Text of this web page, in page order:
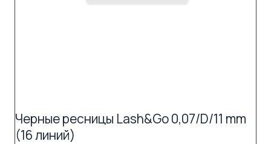
Черные ресницы Lash&Go 0,07/D/11 mm
(16 линий)